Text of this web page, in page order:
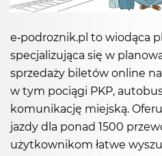
e-podroznik.pl to wiodąca
specjalizująca się w
sprzedaży biletów online
w tym pociągi PKP,
komunikację miejską.
jazdy dla ponad 1500
użytkownikom łatwe